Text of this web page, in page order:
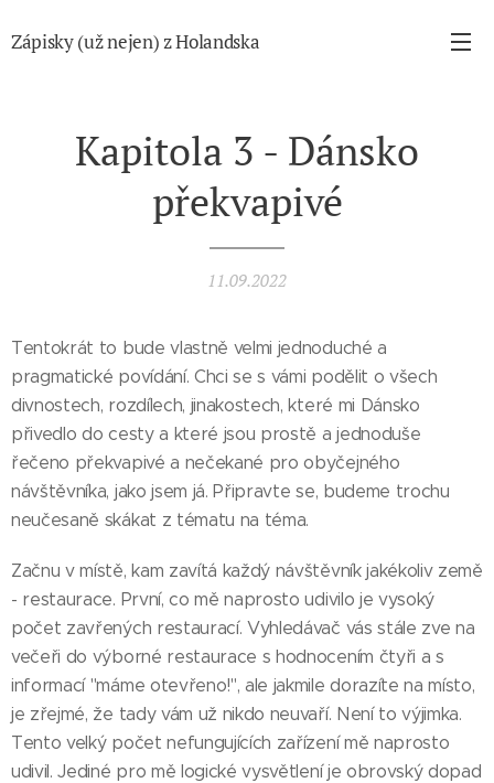
Zápisky (už nejen) z Holandska
Kapitola 3 - Dánsko
překvapivé
11.09.2022
Tentokrát to bude vlastně velmi jednoduché a
pragmatické povídání. Chci se s vámi podělit o všech
divnostech, rozdílech, jinakostech, které mi Dánsko
přivedlo do cesty a které jsou prostě a jednoduše
řečeno překvapivé a nečekané pro obyčejného
návštěvníka, jako jsem já. Připravte se, budeme trochu
neučesaně skákat z tématu na téma.
Začnu v místě, kam zavítá každý návštěvník jakékoliv země
- restaurace. První, co mě naprosto udivilo je vysoký
počet zavřených restaurací. Vyhledávač vás stále zve na
večeři do výborné restaurace s hodnocením čtyři a s
informací "máme otevřeno!", ale jakmile dorazíte na místo,
je zřejmé, že tady vám už nikdo neuvaří. Není to výjimka.
Tento velký počet nefungujících zařízení mě naprosto
udivil. Jediné pro mě logické vysvětlení je obrovský dopad